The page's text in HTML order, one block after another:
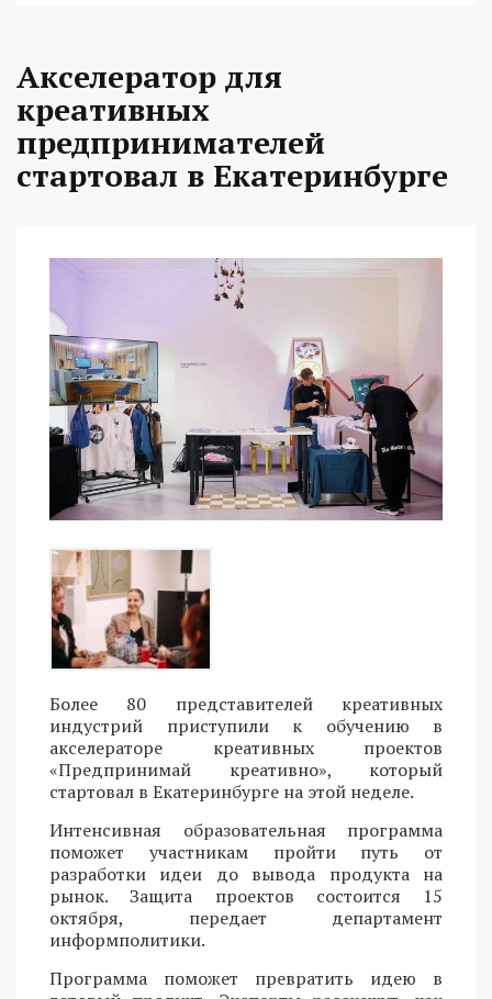
Акселератор для
креативных
предпринимателей
стартовал в Екатеринбурге
Более 80 представителей креативных
индустрий приступили к обучению в
акселераторе креативных проектов
«Предпринимай креативно», который
стартовал в Екатеринбурге на этой неделе.
Интенсивная образовательная программа
поможет участникам пройти путь от
разработки идеи до вывода продукта на
рынок. Защита проектов состоится 15
октября, передает департамент
информполитики.
Программа поможет превратить идею в